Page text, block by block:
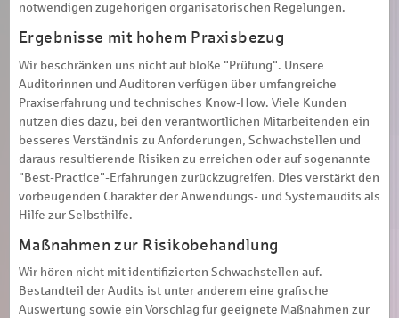
notwendigen zugehörigen organisatorischen Regelungen.
Ergebnisse mit hohem Praxisbezug
Wir beschränken uns nicht auf bloße "Prüfung". Unsere
Auditorinnen und Auditoren verfügen über umfangreiche
Praxiserfahrung und technisches Know-How. Viele Kunden
nutzen dies dazu, bei den verantwortlichen Mitarbeitenden ein
besseres Verständnis zu Anforderungen, Schwachstellen und
daraus resultierende Risiken zu erreichen oder auf sogenannte
"Best-Practice"-Erfahrungen zurückzugreifen. Dies verstärkt den
vorbeugenden Charakter der Anwendungs- und Systemaudits als
Hilfe zur Selbsthilfe.
Maßnahmen zur Risikobehandlung
Wir hören nicht mit identifizierten Schwachstellen auf.
Bestandteil der Audits ist unter anderem eine grafische
Auswertung sowie ein Vorschlag für geeignete Maßnahmen zur